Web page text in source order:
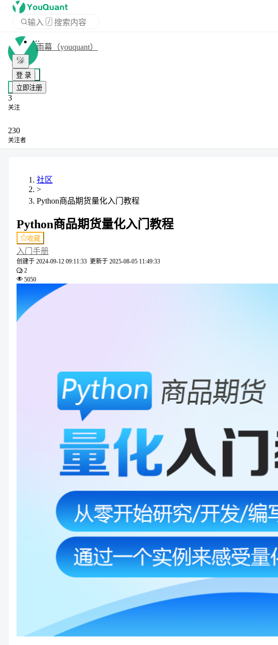
输入 / 搜索内容
首页
APP
登 录
雨幕（youquant）
+ 关注
私信
3
关注
230
关注者
社区
>
Python商品期货量化入门教程
Python商品期货量化入门教程
收藏
入门手册
创建于 2024-09-12 09:11:33 更新于 2025-08-05 11:49:33
2
5050